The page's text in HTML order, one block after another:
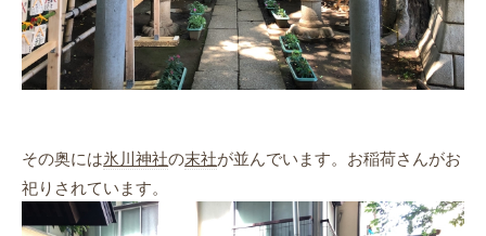
その奥には氷川神社の末社が並んでいます。お稲荷さんがお
祀りされています。